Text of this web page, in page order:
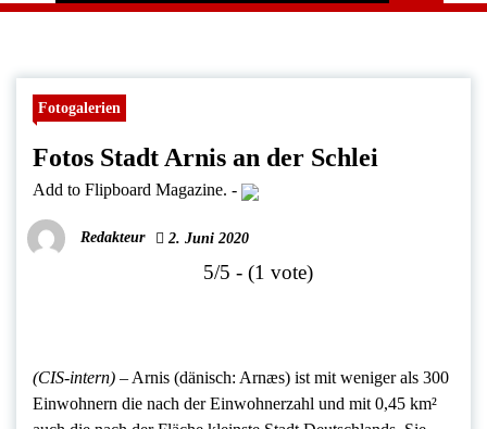
Fotogalerien
Fotos Stadt Arnis an der Schlei
Add to Flipboard Magazine. -
Redakteur 2. Juni 2020
5/5 - (1 vote)
(CIS-intern) – Arnis (dänisch: Arnæs) ist mit weniger als 300
Einwohnern die nach der Einwohnerzahl und mit 0,45 km²